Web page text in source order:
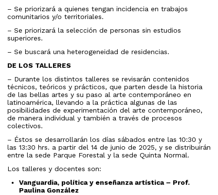
– Se priorizará a quienes tengan incidencia en trabajos
comunitarios y/o territoriales.
– Se priorizará la selección de personas sin estudios
superiores.
– Se buscará una heterogeneidad de residencias.
DE LOS TALLERES
– Durante los distintos talleres se revisarán contenidos
técnicos, teóricos y prácticos, que parten desde la historia
de las bellas artes y su paso al arte contemporáneo en
latinoamérica, llevando a la práctica algunas de las
posibilidades de experimentación del arte contemporáneo,
de manera individual y también a través de procesos
colectivos.
– Éstos se desarrollarán los días sábados entre las 10:30 y
las 13:30 hrs. a partir del 14 de junio de 2025, y se distribuirán
entre la sede Parque Forestal y la sede Quinta Normal.
Los talleres y docentes son:
Vanguardia, política y enseñanza artística – Prof.
Paulina González